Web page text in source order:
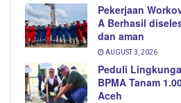
Pekerjaan
A Berhasil
dan aman
AUGUST 3, 2026
Peduli
BPMA Tanam
Aceh